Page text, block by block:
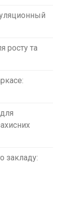
росту та
закладу: